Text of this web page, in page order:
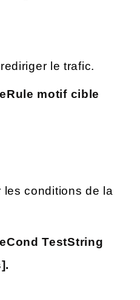
le trafic.
motif cible
les conditions de la
TestString